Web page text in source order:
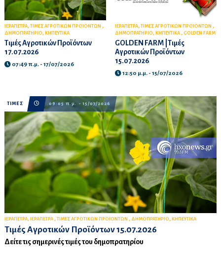
ΙΕΡΑΠΕΤΡΑ, ΤΙΜΕΣ ΑΓΡΟΤΙΚΩΝ ΠΡΟΙΟΝΤΩΝ ,
ΔΗΜΟΠΡΑΤΗΡΙΟ, ΚΗΠΕΥΤΙΚΑ
Τιμές Αγροτικών Προϊόντων
17.07.2026
07:49 π.μ. - 17/07/2026
ΙΕΡΑΠΕΤΡΑ, ΤΙΜΕΣ ΑΓΡΟΤΙΚΩΝ ΠΡΟΙΟΝΤΩΝ ,
ΔΗΜΟΠΡΑΤΗΡΙΟ, ΚΗΠΕΥΤΙΚΑ , GOLDEN FARM
GOLDEN FARM |Τιμές
Αγροτικών Προϊόντων
15.07.2026
12:50 μ.μ. - 15/07/2026
ΤΙΜΕΣ 09:05 π.μ. - 15/07/2026
ΙΕΡΑΠΕΤΡΑ, ΙΕΡΑΠΕΤΡΑ , ΤΙΜΕΣ ΑΓΡΟΤΙΚΩΝ ΠΡΟΙΟΝΤΩΝ , ΔΗΜΟΠΡΑΤΗΡΙΟ, ΚΗΠΕΥΤΙΚΑ
Τιμές Αγροτικών Προϊόντων 15.07.2026
Δείτε τις σημερινές τιμές του δημοπρατηρίου